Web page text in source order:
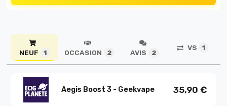
NEUF 1 OCCASION 2 AVIS 2
VS 1
Aegis Boost 3 - Geekvape 35,90 €